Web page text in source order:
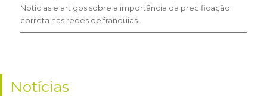
Notícias e artigos sobre a importância da precificação
correta nas redes de franquias.
Notícias